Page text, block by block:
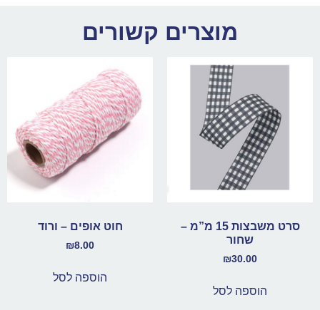
מוצרים קשורים
סרט משבצות 15 מ”מ –
שחור
₪30.00
הוספה לסל
חוט אופים – ורוד
₪8.00
הוספה לסל